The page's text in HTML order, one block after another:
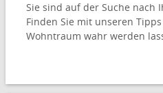
Sie sind auf der Suche nach
Finden Sie mit unseren
Wohntraum wahr werden